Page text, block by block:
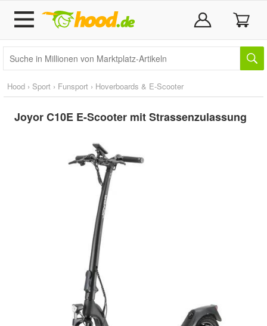
Hood › Sport › Funsport › Hoverboards & E-Scooter
Joyor C10E E-Scooter mit Strassenzulassung